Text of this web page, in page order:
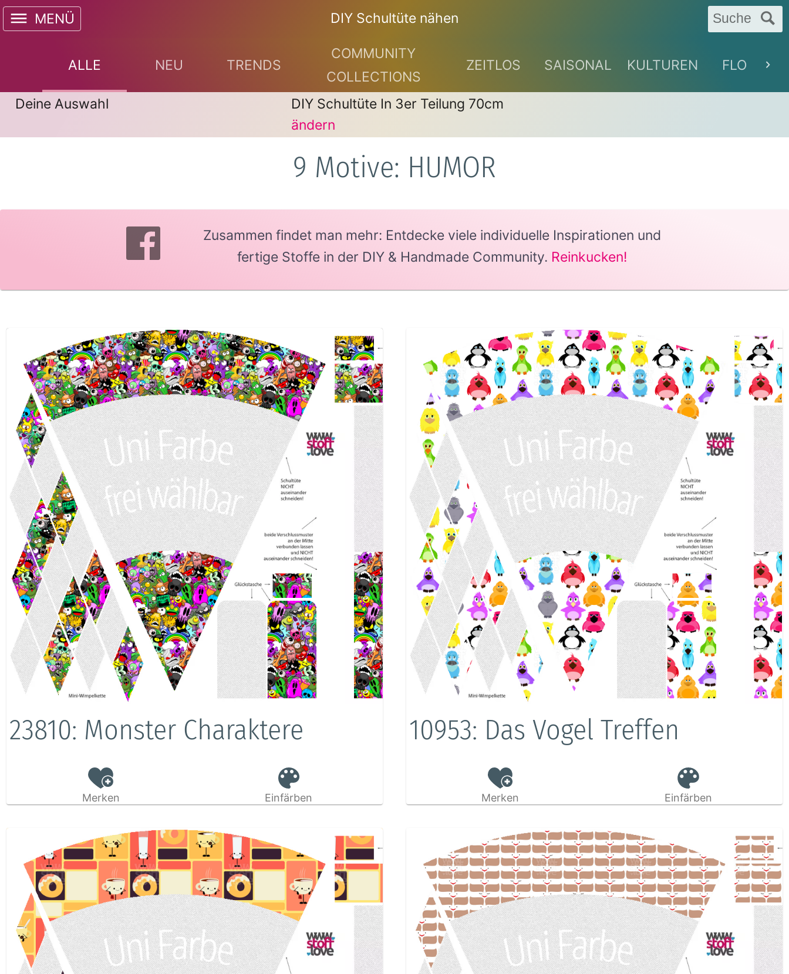
MENÜ DIY Schultüte nähen Suche
ALLE NEU TRENDS
COMMUNITY
COLLECTIONS
ZEITLOS SAISONAL KULTUREN FLORAL
Deine Auswahl
DIY Schultüte In 3er Teilung 70cm
ändern
9 Motive: HUMOR
Zusammen findet man mehr: Entdecke viele individuelle Inspirationen und
fertige Stoffe in der DIY & Handmade Community. Reinkucken!
23810: Monster Charaktere
Merken Einfärben
10953: Das Vogel Treffen
Merken Einfärben